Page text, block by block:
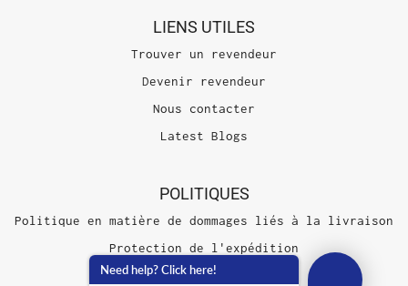
LIENS UTILES
Trouver un revendeur
Devenir revendeur
Nous contacter
Latest Blogs
POLITIQUES
Politique en matière de dommages liés à la livraison
Protection de l'expédition
Conditions d'utilisation
Need help? Click here!